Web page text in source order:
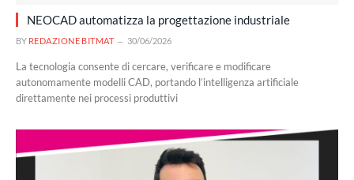
NEOCAD automatizza la progettazione industriale
BY REDAZIONE BITMAT 30/06/2026
La tecnologia consente di cercare, verificare e modificare
autonomamente modelli CAD, portando l’intelligenza artificiale
direttamente nei processi produttivi